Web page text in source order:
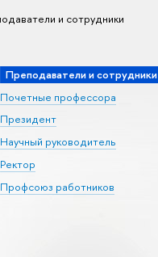
и сотрудники
Преподаватели и сотрудники
Почетные профессора
Президент
Научный руководитель
Ректор
Профсоюз работников